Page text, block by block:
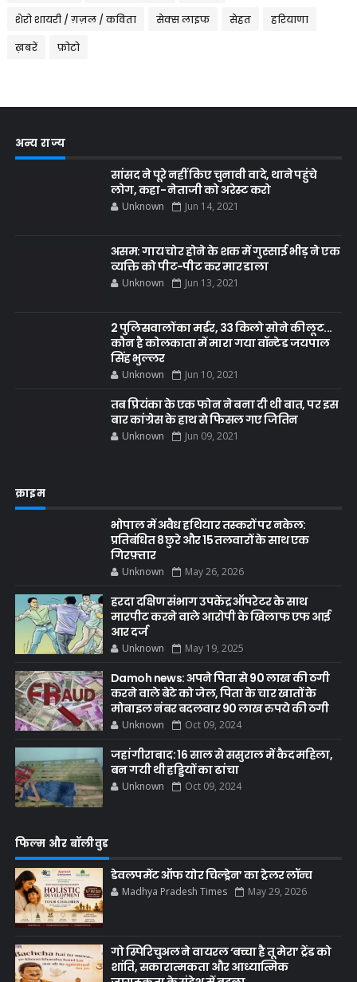
शेरो शायरी / ग़ज़ल / कविता सेक्स लाइफ सेहत हरियाणा
ख़बरें फ़ोटो
अन्य राज्य
सांसद ने पूरे नहीं किए चुनावी वादे, थाने पहुंचे
लोग, कहा- नेताजी को अरेस्ट करो
Unknown Jun 14, 2021
असम: गाय चोर होने के शक में गुस्साई भीड़ ने एक
व्यक्ति को पीट-पीट कर मार डाला
Unknown Jun 13, 2021
2 पुलिसवालों का मर्डर, 33 किलो सोने की लूट...
कौन है कोलकाता में मारा गया वॉन्टेड जयपाल
सिंह भुल्लर
Unknown Jun 10, 2021
तब प्रियंका के एक फोन ने बना दी थी बात, पर इस
बार कांग्रेस के हाथ से फिसल गए जितिन
Unknown Jun 09, 2021
क्राइम
भोपाल में अवैध हथियार तस्करों पर नकेल:
प्रतिबंधित 8 छुरे और 15 तलवारों के साथ एक
गिरफ़्तार
Unknown May 26, 2026
हरदा दक्षिण संभाग उपकेंद्र ऑपरेटर के साथ
मारपीट करने वाले आरोपी के खिलाफ एफ आई
आर दर्ज
Unknown May 19, 2025
Damoh news: अपने पिता से 90 लाख की ठगी
करने वाले बेटे को जेल, पिता के चार खातों के
मोबाइल नंबर बदलवार 90 लाख रुपये की ठगी
Unknown Oct 09, 2024
जहांगीराबाद: 16 साल से ससुराल में कैद महिला,
बन गयी थी हड्डियों का ढांचा
Unknown Oct 09, 2024
फिल्म और बॉलीवुड
डेवलपमेंट ऑफ योर चिल्ड्रेन’ का ट्रेलर लॉन्च
Madhya Pradesh Times May 29, 2026
गो स्पिरिचुअल ने वायरल ‘बच्चा है तू मेरा’ ट्रेंड को
शांति, सकारात्मकता और आध्यात्मिक